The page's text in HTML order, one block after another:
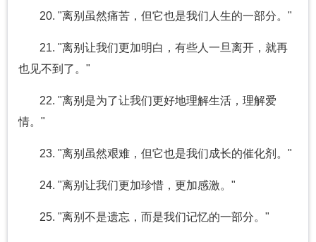
20. "离别虽然痛苦，但它也是我们人生的一部分。"
21. "离别让我们更加明白，有些人一旦离开，就再
也见不到了。"
22. "离别是为了让我们更好地理解生活，理解爱
情。"
23. "离别虽然艰难，但它也是我们成长的催化剂。"
24. "离别让我们更加珍惜，更加感激。"
25. "离别不是遗忘，而是我们记忆的一部分。"